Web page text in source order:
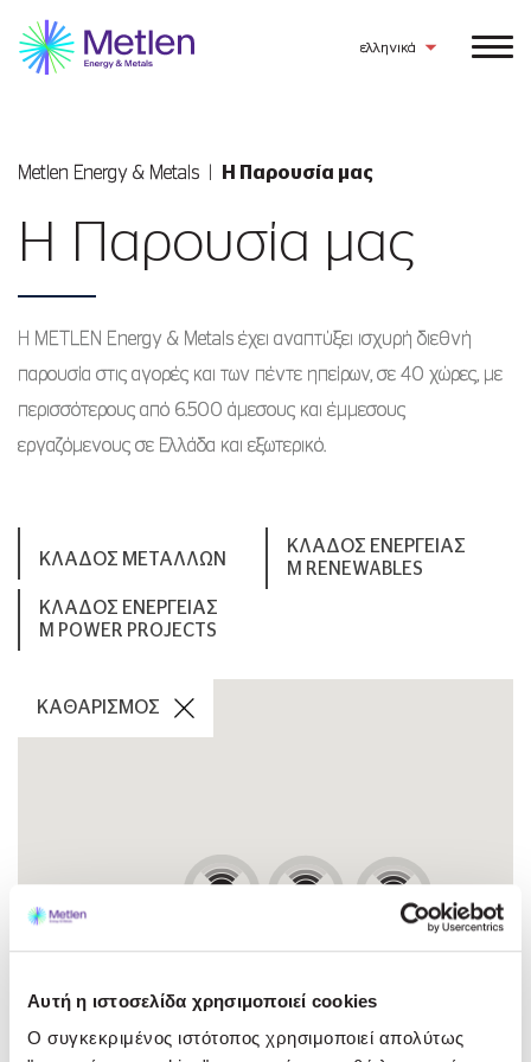
Αυτή η ιστοσελίδα χρησιμοποιεί cookies
Ο συγκεκριμένος ιστότοπος χρησιμοποιεί απολύτως
ελληνικά
Metlen Εnergy & Metals Η Παρουσία μας
Η Παρουσία μας
Η METLEN Energy & Metals έχει αναπτύξει ισχυρή διεθνή
παρουσία στις αγορές και των πέντε ηπείρων, σε 40 χώρες, με
περισσότερους από 6.500 άμεσους και έμμεσους
εργαζόμενους σε Ελλάδα και εξωτερικό.
ΚΛΑΔΟΣ ΜΕΤΑΛΛΩΝ
ΚΛΑΔΟΣ ΕΝΕΡΓΕΙΑΣ
M RENEWABLES
ΚΛΑΔΟΣ ΕΝΕΡΓΕΙΑΣ
M POWER PROJECTS
ΚΑΘΑΡΙΣΜΟΣ